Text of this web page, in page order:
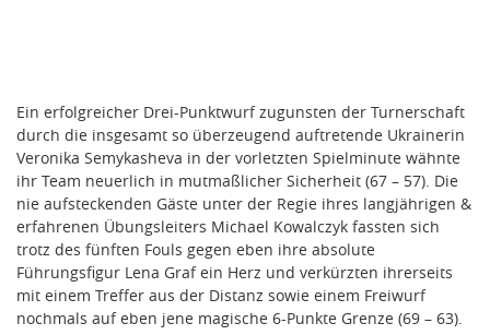
Ein erfolgreicher Drei-Punktwurf zugunsten der Turnerschaft
durch die insgesamt so überzeugend auftretende Ukrainerin
Veronika Semykasheva in der vorletzten Spielminute wähnte
ihr Team neuerlich in mutmaßlicher Sicherheit (67 – 57). Die
nie aufsteckenden Gäste unter der Regie ihres langjährigen &
erfahrenen Übungsleiters Michael Kowalczyk fassten sich
trotz des fünften Fouls gegen eben ihre absolute
Führungsfigur Lena Graf ein Herz und verkürzten ihrerseits
mit einem Treffer aus der Distanz sowie einem Freiwurf
nochmals auf eben jene magische 6-Punkte Grenze (69 – 63).